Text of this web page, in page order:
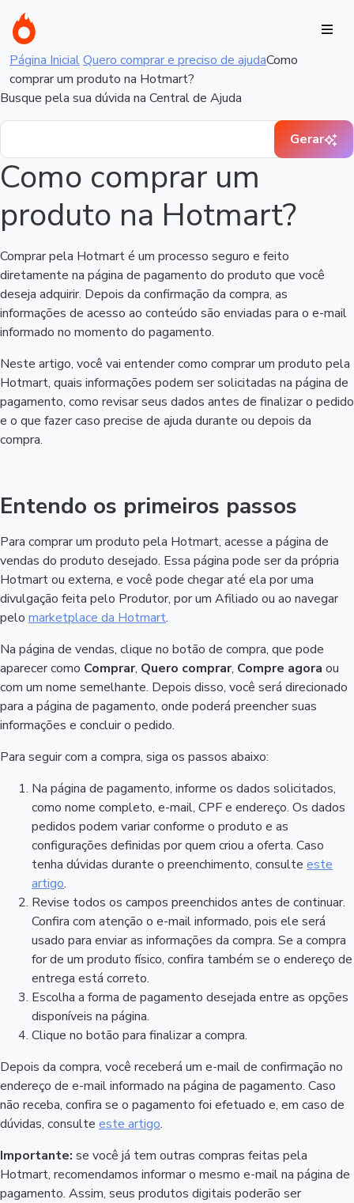
Página InicialQuero comprar e preciso de ajudaComo
comprar um produto na Hotmart?
Busque pela sua dúvida na Central de Ajuda
Gerar
Como comprar um
produto na Hotmart?
Comprar pela Hotmart é um processo seguro e feito
diretamente na página de pagamento do produto que você
deseja adquirir. Depois da confirmação da compra, as
informações de acesso ao conteúdo são enviadas para o e-mail
informado no momento do pagamento.
Neste artigo, você vai entender como comprar um produto pela
Hotmart, quais informações podem ser solicitadas na página de
pagamento, como revisar seus dados antes de finalizar o pedido
e o que fazer caso precise de ajuda durante ou depois da
compra.
Entendo os primeiros passos
Para comprar um produto pela Hotmart, acesse a página de
vendas do produto desejado. Essa página pode ser da própria
Hotmart ou externa, e você pode chegar até ela por uma
divulgação feita pelo Produtor, por um Afiliado ou ao navegar
pelo marketplace da Hotmart.
Na página de vendas, clique no botão de compra, que pode
aparecer como Comprar, Quero comprar, Compre agora ou
com um nome semelhante. Depois disso, você será direcionado
para a página de pagamento, onde poderá preencher suas
informações e concluir o pedido.
Para seguir com a compra, siga os passos abaixo:
Na página de pagamento, informe os dados solicitados,
como nome completo, e-mail, CPF e endereço. Os dados
pedidos podem variar conforme o produto e as
configurações definidas por quem criou a oferta. Caso
tenha dúvidas durante o preenchimento, consulte este
artigo.
Revise todos os campos preenchidos antes de continuar.
Confira com atenção o e-mail informado, pois ele será
usado para enviar as informações da compra. Se a compra
for de um produto físico, confira também se o endereço de
entrega está correto.
Escolha a forma de pagamento desejada entre as opções
disponíveis na página.
Clique no botão para finalizar a compra.
Depois da compra, você receberá um e-mail de confirmação no
endereço de e-mail informado na página de pagamento. Caso
não receba, confira se o pagamento foi efetuado e, em caso de
dúvidas, consulte este artigo.
Importante: se você já tem outras compras feitas pela
Hotmart, recomendamos informar o mesmo e-mail na página de
pagamento. Assim, seus produtos digitais poderão ser